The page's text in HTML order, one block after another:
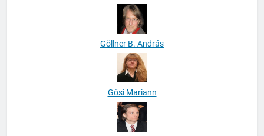
Göllner B. András
Gősi Mariann